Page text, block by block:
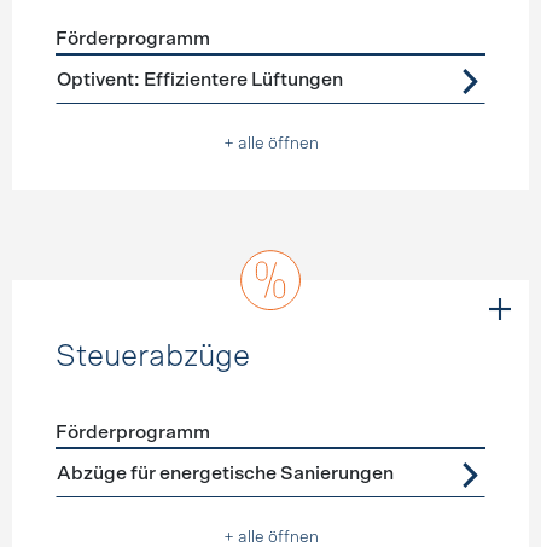
Förderprogramme Lüftung
Förderprogramm
Optivent: Effizientere Lüftungen
+ alle öffnen
Steuerabzüge
Förderprogramme Steuerabzüge
Förderprogramm
Abzüge für energetische Sanierungen
+ alle öffnen